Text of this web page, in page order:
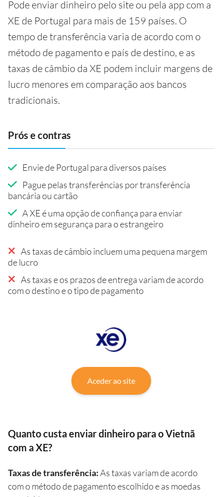
Pode enviar dinheiro pelo site ou pela app com a
XE de Portugal para mais de 159 países. O
tempo de transferência varia de acordo com o
método de pagamento e país de destino, e as
taxas de câmbio da XE podem incluir margens de
lucro menores em comparação aos bancos
tradicionais.
Prós e contras
Envie de Portugal para diversos países
Pague pelas transferências por transferência
bancária ou cartão
A XE é uma opção de confiança para enviar
dinheiro em segurança para o estrangeiro
As taxas de câmbio incluem uma pequena margem
de lucro
As taxas e os prazos de entrega variam de acordo
com o destino e o tipo de pagamento
Aceder ao site
Quanto custa enviar dinheiro para o Vietnã
com a XE?
Taxas de transferência:As taxas variam de acordo
com o método de pagamento escolhido e as moedas